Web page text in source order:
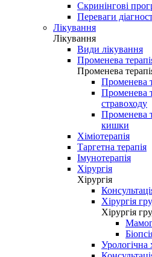
Скринінгові
Переваги
Лікування
Лікування
Види лікування
Променева
Променева
Променева
Променева
стравоходу
Променева
кишки
Хіміотерапія
Таргетна терапія
Імунотерапія
Хірургія
Хірургія
Хірургія
Хірургія
Урологічна